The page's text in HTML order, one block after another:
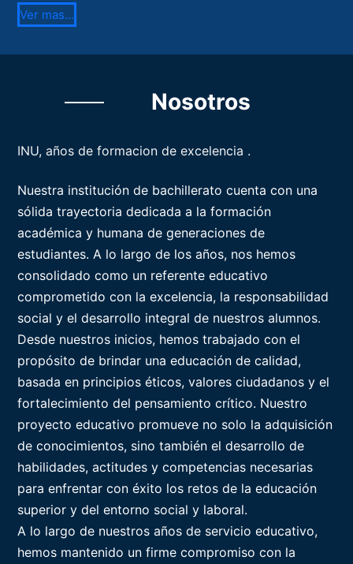
Ver mas…
Nosotros
INU, años de formacion de excelencia .
Nuestra institución de bachillerato cuenta con una
sólida trayectoria dedicada a la formación
académica y humana de generaciones de
estudiantes. A lo largo de los años, nos hemos
consolidado como un referente educativo
comprometido con la excelencia, la responsabilidad
social y el desarrollo integral de nuestros alumnos.
Desde nuestros inicios, hemos trabajado con el
propósito de brindar una educación de calidad,
basada en principios éticos, valores ciudadanos y el
fortalecimiento del pensamiento crítico. Nuestro
proyecto educativo promueve no solo la adquisición
de conocimientos, sino también el desarrollo de
habilidades, actitudes y competencias necesarias
para enfrentar con éxito los retos de la educación
superior y del entorno social y laboral.
A lo largo de nuestros años de servicio educativo,
hemos mantenido un firme compromiso con la